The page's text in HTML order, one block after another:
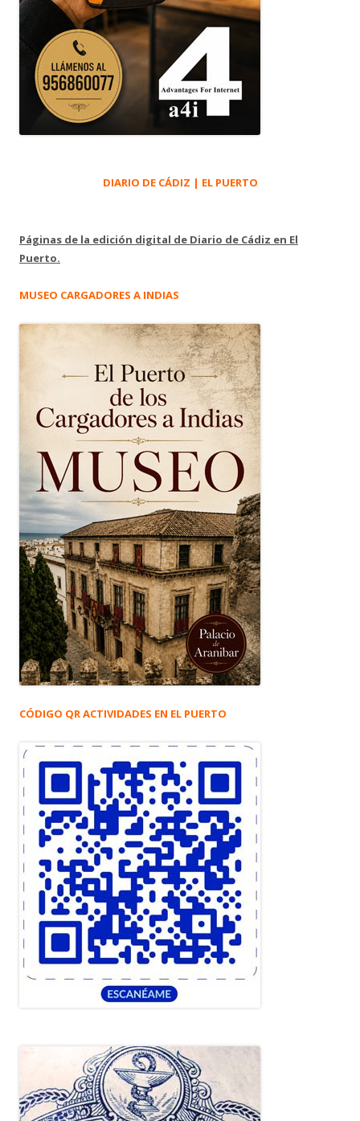
DIARIO DE CÁDIZ | EL PUERTO
Páginas de la edición digital de Diario de Cádiz en El
Puerto.
MUSEO CARGADORES A INDIAS
CÓDIGO QR ACTIVIDADES EN EL PUERTO